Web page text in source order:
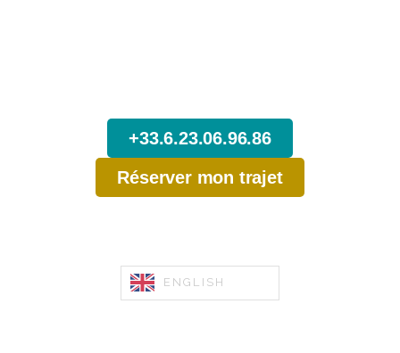
+33.6.23.06.96.86
Réserver mon trajet
ENGLISH